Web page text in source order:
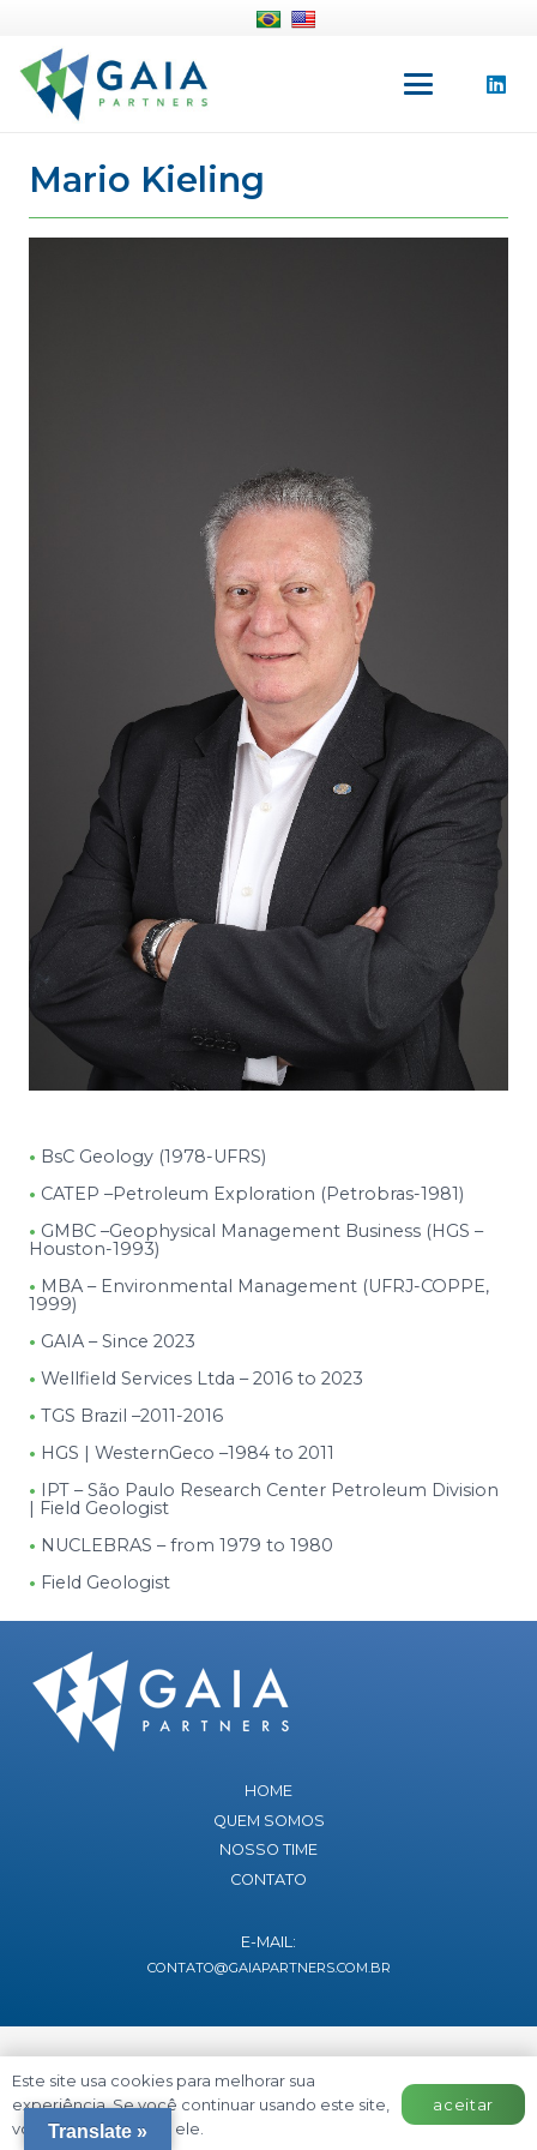
Mario Kieling
• BsC Geology (1978-UFRS)
• CATEP –Petroleum Exploration (Petrobras-1981)
• GMBC –Geophysical Management Business (HGS –
Houston-1993)
• MBA – Environmental Management (UFRJ-COPPE,
1999)
• GAIA – Since 2023
• Wellfield Services Ltda – 2016 to 2023
• TGS Brazil –2011-2016
• HGS | WesternGeco –1984 to 2011
• IPT – São Paulo Research Center Petroleum Division
| Field Geologist
• NUCLEBRAS – from 1979 to 1980
• Field Geologist
HOME
QUEM SOMOS
NOSSO TIME
CONTATO
E-MAIL:
CONTATO@GAIAPARTNERS.COM.BR
Translate »
Este site usa cookies para melhorar sua
experiência. Se você continuar usando este site,
você concorda com ele.
aceitar